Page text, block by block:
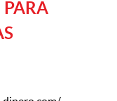
PARA